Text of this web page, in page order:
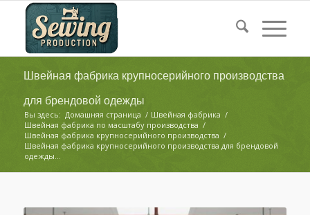
Швейная фабрика крупносерийного производства
для брендовой одежды
Вы здесь: Домашняя страница / Швейная фабрика /
Швейная фабрика по масштабу производства /
Швейная фабрика крупносерийного производства /
Швейная фабрика крупносерийного производства для брендовой
одежды...